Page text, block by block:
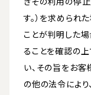
す。）を求められ
ことが判明した
ることを確認の
い、その旨をお客
の他の法令によ